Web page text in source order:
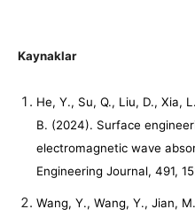
Kaynaklar
He, Y., Su, Q., Liu, D., Xia,
B. (2024). Surface
electromagnetic wave
Engineering Journal, 491,
Wang, Y., Wang, Y., Jian,